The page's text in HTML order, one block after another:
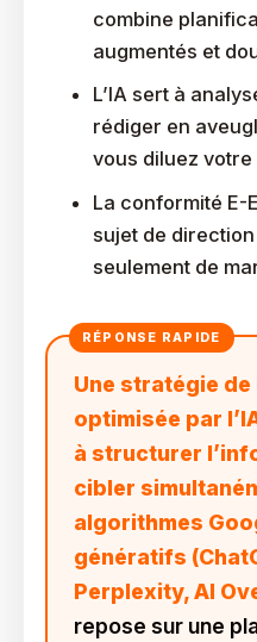
combine
augmentés et
L’IA sert à
rédiger en
vous diluez votre
La conformité E-
sujet de
seulement de
Une stratégie de
optimisée par
à structurer
cibler
algorithmes
génératifs
Perplexity, AI
repose sur une